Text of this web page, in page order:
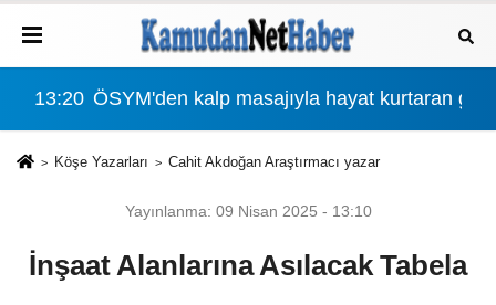
13:20 ÖSYM'den kalp masajıyla hayat kurtaran
Köşe Yazarları Cahit Akdoğan Araştırmacı yazar
Yayınlanma: 09 Nisan 2025 - 13:10
İnşaat Alanlarına Asılacak Tabela